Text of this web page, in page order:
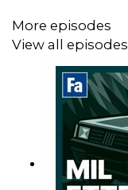
More episodes
View all episodes